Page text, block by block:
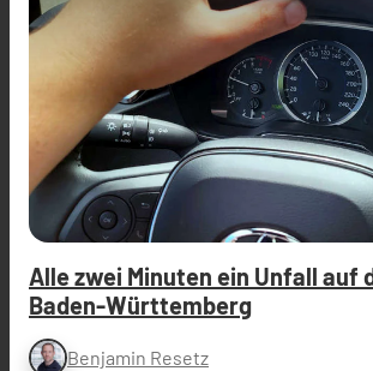
Alle zwei Minuten ein Unfall auf
Baden-Württemberg
Benjamin Resetz